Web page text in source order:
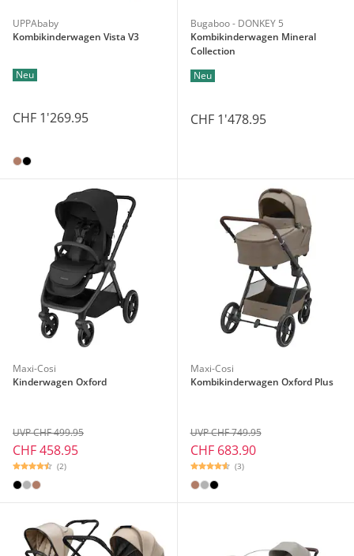
UPPAbaby
Kombikinderwagen Vista V3
Neu
CHF 1'269.95
Bugaboo - DONKEY 5
Kombikinderwagen Mineral
Collection
Neu
CHF 1'478.95
Maxi-Cosi
Kinderwagen Oxford
CHF 458.95
UVP CHF 499.95
(2)
Maxi-Cosi
Kombikinderwagen Oxford Plus
CHF 683.90
UVP CHF 749.95
(3)